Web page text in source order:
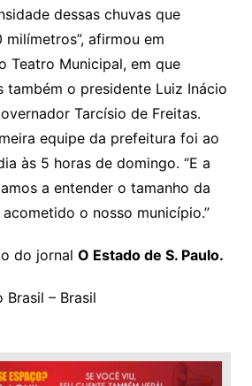
dessas chuvas que
afirmou em
Teatro Municipal, em que
também o presidente Luiz Inácio
Tarcísio de Freitas.
equipe da prefeitura foi ao
às 5 horas de domingo. “E a
a entender o tamanho da
o nosso município.”
do jornal O Estado de S. Paulo.
– Brasil